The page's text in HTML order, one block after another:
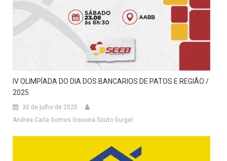
IV OLIMPÍADA DO DIA DOS BANCARIOS DE PATOS E REGIÃO /
2025
30 de julho de 2025
Andrea Carla Gomes Gouveia Souto Gurgel